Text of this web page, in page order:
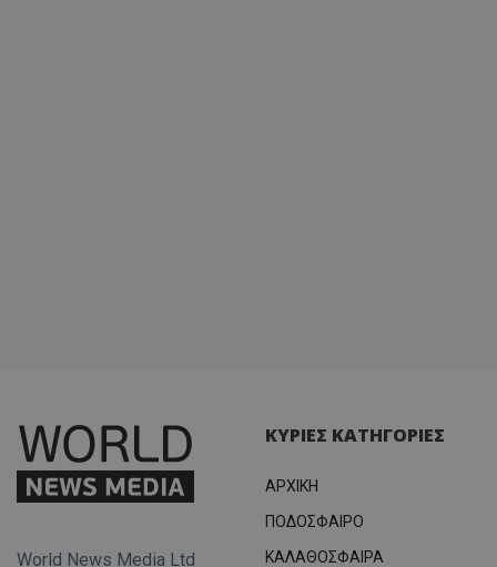
World News Media Ltd
ΚΥΡΙΕΣ ΚΑΤΗΓΟΡΙΕΣ
ΑΡΧΙΚΗ
ΠΟΔΟΣΦΑΙΡΟ
ΚΑΛΑΘΟΣΦΑΙΡΑ